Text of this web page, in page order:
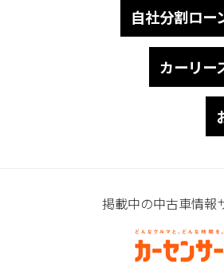
自社分割ロー
カーリー
掲載中の中古車情報